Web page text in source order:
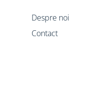
Despre noi
Contact